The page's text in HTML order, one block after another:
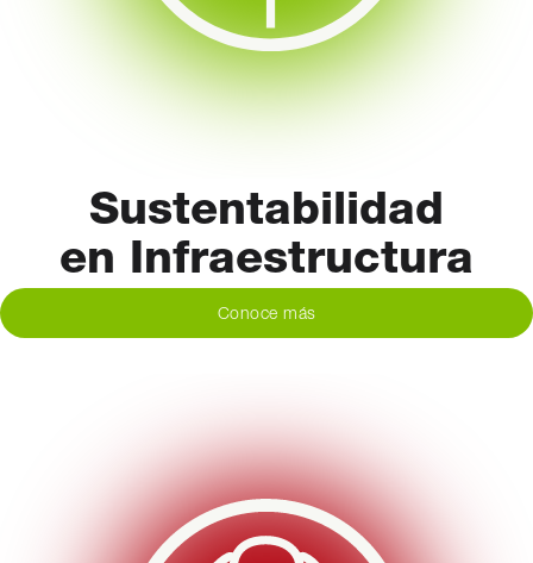
Sustentabilidad
en Infraestructura
Conoce más